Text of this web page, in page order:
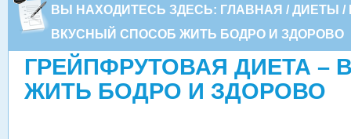
ВЫ НАХОДИТЕСЬ ЗДЕСЬ: ГЛАВНАЯ / ДИЕТЫ /
ВКУСНЫЙ СПОСОБ ЖИТЬ БОДРО И ЗДОРОВО
ГРЕЙПФРУТОВАЯ ДИЕТА –
ЖИТЬ БОДРО И ЗДОРОВО